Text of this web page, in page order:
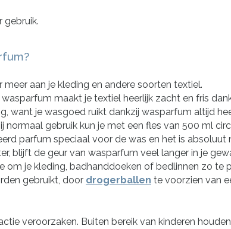
gebruik.
meer aan je kleding en andere soorten textiel.
maakt je textiel heerlijk zacht en fris
want je wasgoed ruikt dankzij wasparfum altijd
normaal gebruik kun je met een fles van 500 ml
parfum speciaal voor de was en het is absoluut
blijft de geur van wasparfum veel langer in je
om je kleding, badhanddoeken of bedlinnen zo
gebruikt, door drogerballen te voorzien van
veroorzaken. Buiten bereik van kinderen